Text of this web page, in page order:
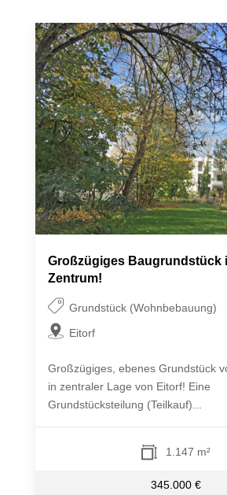
Großzügiges Baugrundstück
Zentrum!
Grundstück (Wohnbebauung)
Eitorf
Großzügiges, ebenes Grundstück
in zentraler Lage von Eitorf! Eine
Grundstücksteilung (Teilkauf)...
1.147 m²
345.000 €